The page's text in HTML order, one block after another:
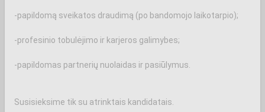
-papildomą sveikatos draudimą (po bandomojo laikotarpio);
-profesinio tobulėjimo ir karjeros galimybes;
-papildomas partnerių nuolaidas ir pasiūlymus.
Susisieksime tik su atrinktais kandidatais.